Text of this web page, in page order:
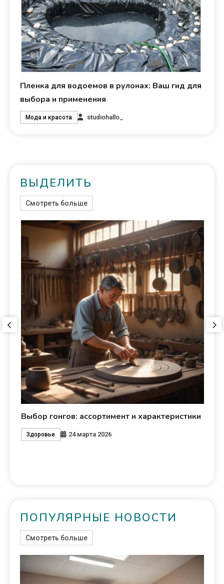
Пленка для водоемов в рулонах: Ваш гид для
выбора и применения
Мода и красота studiohallo_
ВЫДЕЛИТЬ
Смотреть больше
Выбор гонгов: ассортимент и характеристики
Здоровье 24 марта 2026
ПОПУЛЯРНЫЕ НОВОСТИ
Смотреть больше